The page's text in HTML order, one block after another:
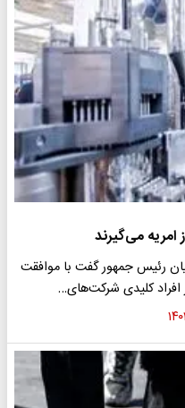
رئیس جمهور گفت با موافقت